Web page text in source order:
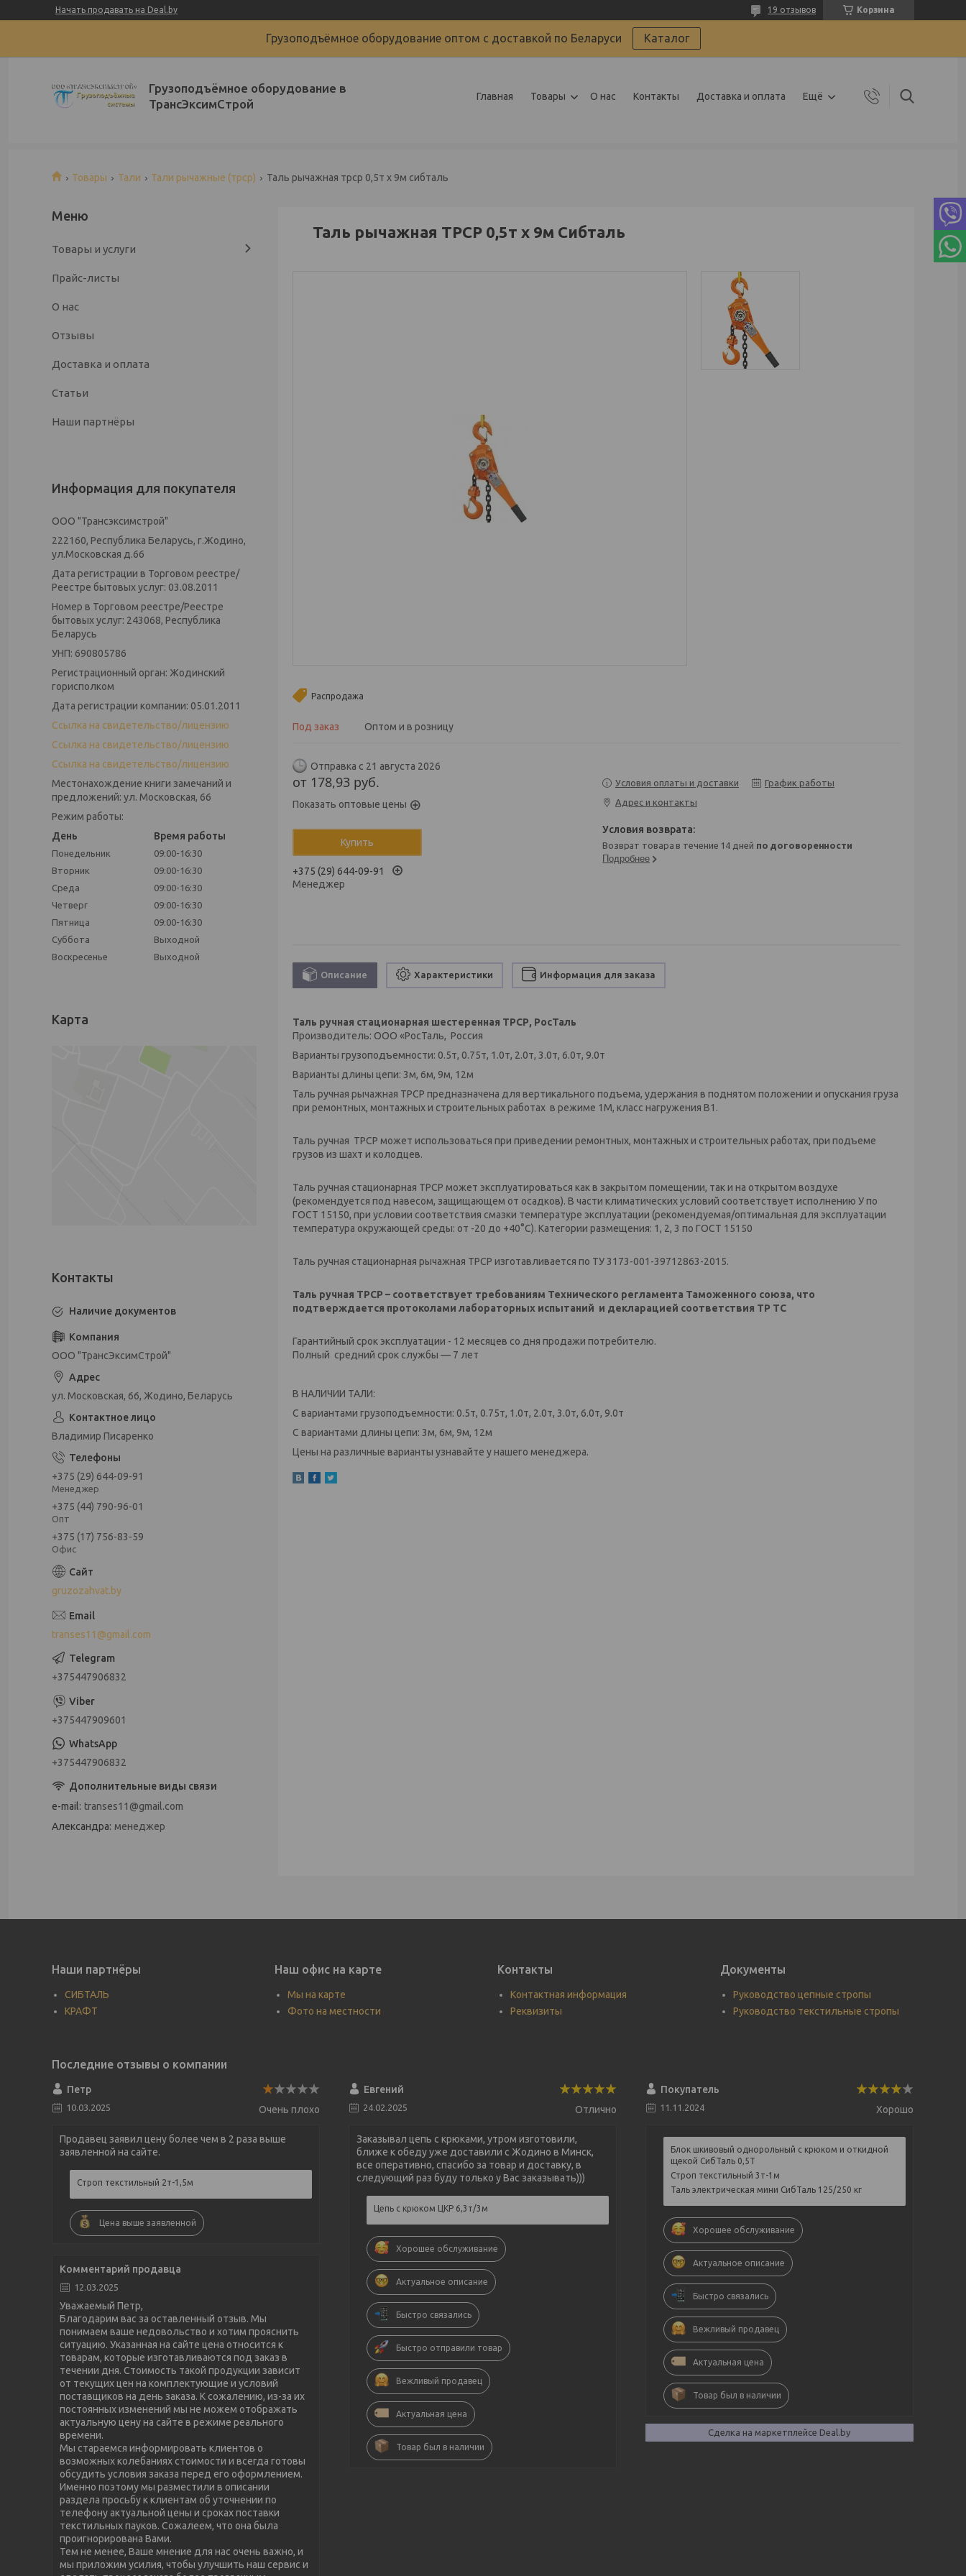
Начать продавать на Deal.by Корзина
19 отзывов
Грузоподъёмное оборудование оптом с доставкой по Беларуси Каталог
Грузоподъёмное оборудование в
ТрансЭксимСтрой
Главная Товары О нас Контакты Доставка и оплата Ещё
Товары Тали Тали рычажные (трср) Таль рычажная трср 0,5т х 9м сибталь
Таль рычажная ТРСР 0,5т х 9м Сибталь
Распродажа
Под заказ Оптом и в розницу
Отправка с 21 августа 2026
от 178,93 руб.
Показать оптовые цены
Купить
+375 (29) 644-09-91
Менеджер
Условия оплаты и доставки
График работы
Адрес и контакты
возврат товара в течение 14 дней по договоренности
Подробнее
Описание Характеристики Информация для заказа
Таль ручная стационарная шестеренная ТРСР, РосТаль
Производитель: ООО «РосТаль, Россия
Варианты грузоподъемности: 0.5т, 0.75т, 1.0т, 2.0т, 3.0т, 6.0т, 9.0т
Варианты длины цепи: 3м, 6м, 9м, 12м
Таль ручная рычажная ТРСР предназначена для вертикального подъема, удержания в поднятом положении и опускания груза
при ремонтных, монтажных и строительных работах в режиме 1М, класс нагружения В1.
Таль ручная ТРСР может использоваться при приведении ремонтных, монтажных и строительных работах, при подъеме
грузов из шахт и колодцев.
Таль ручная стационарная ТРСР может эксплуатироваться как в закрытом помещении, так и на открытом воздухе
(рекомендуется под навесом, защищающем от осадков). В части климатических условий соответствует исполнению У по
ГОСТ 15150, при условии соответствия смазки температуре эксплуатации (рекомендуемая/оптимальная для эксплуатации
температура окружающей среды: от -20 до +40°С). Категории размещения: 1, 2, 3 по ГОСТ 15150
Таль ручная стационарная рычажная ТРСР изготавливается по ТУ 3173-001-39712863-2015.
Таль ручная ТРСР – соответствует требованиям Технического регламента Таможенного союза, что
подтверждается протоколами лабораторных испытаний и декларацией соответствия ТР ТС
Гарантийный срок эксплуатации - 12 месяцев со дня продажи потребителю.
Полный средний срок службы — 7 лет
В НАЛИЧИИ ТАЛИ:
С вариантами грузоподъемности: 0.5т, 0.75т, 1.0т, 2.0т, 3.0т, 6.0т, 9.0т
С вариантами длины цепи: 3м, 6м, 9м, 12м
Цены на различные варианты узнавайте у нашего менеджера.
Товары и услуги
Прайс-листы
О нас
Отзывы
Доставка и оплата
Статьи
Наши партнёры
Информация для покупателя
ООО "Трансэксимстрой"
222160, Республика Беларусь, г.Жодино,
ул.Московская д.66
Дата регистрации в Торговом реестре/
Реестре бытовых услуг: 03.08.2011
Номер в Торговом реестре/Реестре
бытовых услуг: 243068, Республика
Беларусь
УНП: 690805786
Регистрационный орган: Жодинский
горисполком
Дата регистрации компании: 05.01.2011
Ссылка на свидетельство/лицензию
Ссылка на свидетельство/лицензию
Ссылка на свидетельство/лицензию
Местонахождение книги замечаний и
предложений: ул. Московская, 66
Режим работы:
День
Время работы
Понедельник
09:00-16:30
Вторник
09:00-16:30
Среда
09:00-16:30
Четверг
09:00-16:30
Пятница
09:00-16:30
Суббота
Выходной
Воскресенье
Выходной
Карта
Наличие документов
ООО "ТрансЭксимСтрой"
ул. Московская, 66, Жодино, Беларусь
Владимир Писаренко
+375 (29) 644-09-91
Менеджер
+375 (44) 790-96-01
Опт
+375 (17) 756-83-59
Офис
gruzozahvat.by
transes11@gmail.com
+375447906832
+375447909601
+375447906832
e-mail transes11@gmail.com
Александра менеджер
Наши партнёры
СИБТАЛЬ
КРАФТ
Наш офис на карте
Мы на карте
Фото на местности
Контакты
Контактная информация
Реквизиты
Документы
Руководство цепные стропы
Руководство текстильные стропы
Петр
10.03.2025 Очень плохо
Продавец заявил цену более чем в 2 раза выше
заявленной на сайте.
Строп текстильный 2т-1,5м
Цена выше заявленной
Комментарий продавца
12.03.2025
Уважаемый Петр,
Благодарим вас за оставленный отзыв. Мы
понимаем ваше недовольство и хотим прояснить
ситуацию. Указанная на сайте цена относится к
товарам, которые изготавливаются под заказ в
течении дня. Стоимость такой продукции зависит
от текущих цен на комплектующие и условий
поставщиков на день заказа. К сожалению, из-за их
постоянных изменений мы не можем отображать
актуальную цену на сайте в режиме реального
времени.
Мы стараемся информировать клиентов о
возможных колебаниях стоимости и всегда готовы
обсудить условия заказа перед его оформлением.
Именно поэтому мы разместили в описании
раздела просьбу к клиентам об уточнении по
телефону актуальной цены и сроках поставки
текстильных пауков. Сожалеем, что она была
проигнорирована Вами.
Тем не менее, Ваше мнение для нас очень важно, и
мы приложим усилия, чтобы улучшить наш сервис и
Евгений
24.02.2025 Отлично
Заказывал цепь с крюками, утром изготовили,
ближе к обеду уже доставили с Жодино в Минск,
все оперативно, спасибо за товар и доставку, в
следующий раз буду только у Вас заказывать)))
Цепь с крюком ЦКР 6,3т/3м
Хорошее обслуживание
Актуальное описание
Быстро связались
Быстро отправили товар
Вежливый продавец
Актуальная цена
Товар был в наличии
Покупатель
11.11.2024 Хорошо
Блок шкивовый однорольный с крюком и откидной
щекой СибТаль 0,5Т
Строп текстильный 3т-1м
Таль электрическая мини СибТаль 125/250 кг
Хорошее обслуживание
Актуальное описание
Быстро связались
Вежливый продавец
Актуальная цена
Товар был в наличии
Сделка на маркетплейсе Deal.by